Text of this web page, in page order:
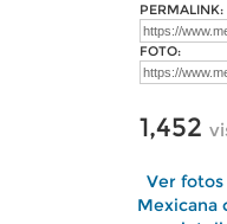
PERMALINK:
FOTO:
1,452
Ver fotos
Mexicana